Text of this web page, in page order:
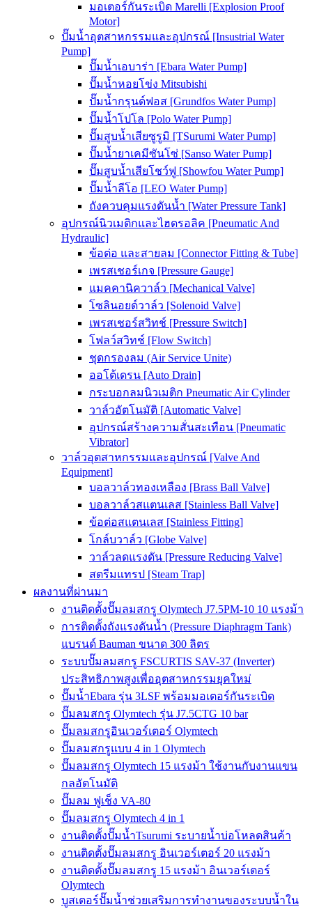
มอเตอร์กันระเบิด Marelli [Explosion Proof
Motor]
ปั๊มน้ำอุตสาหกรรมและอุปกรณ์ [Insustrial Water
Pump]
ปั๊มน้ำเอบาร่า [Ebara Water Pump]
ปั๊มน้ำหอยโข่ง Mitsubishi
ปั๊มน้ำกรุนด์ฟอส [Grundfos Water Pump]
ปั๊มน้ำโปโล [Polo Water Pump]
ปั๊มสูบน้ำเสียซูรูมิ [TSurumi Water Pump]
ปั๊มน้ำยาเคมีซันโซ่ [Sanso Water Pump]
ปั๊มสูบน้ำเสียโชว์ฟู [Showfou Water Pump]
ปั๊มน้ำลีโอ [LEO Water Pump]
ถังควบคุมแรงดันน้ำ [Water Pressure Tank]
อุปกรณ์นิวเมติกและไฮดรอลิค [Pneumatic And
Hydraulic]
ข้อต่อ และสายลม [Connector Fitting & Tube]
เพรสเชอร์เกจ [Pressure Gauge]
แมคคานิควาล์ว [Mechanical Valve]
โซลินอยด์วาล์ว [Solenoid Valve]
เพรสเชอร์สวิทช์ [Pressure Switch]
โฟลว์สวิทช์ [Flow Switch]
ชุดกรองลม (Air Service Unite)
ออโต้เดรน [Auto Drain]
กระบอกลมนิวเมติก Pneumatic Air Cylinder
วาล์วอัตโนมัติ [Automatic Valve]
อุปกรณ์สร้างความสั่นสะเทือน [Pneumatic
Vibrator]
วาล์วอุตสาหกรรมและอุปกรณ์ [Valve And
Equipment]
บอลวาล์วทองเหลือง [Brass Ball Valve]
บอลวาล์วสแตนเลส [Stainless Ball Valve]
ข้อต่อสแตนเลส [Stainless Fitting]
โกล์บวาล์ว [Globe Valve]
วาล์วลดแรงดัน [Pressure Reducing Valve]
สตรีมแทรป [Steam Trap]
ผลงานที่ผ่านมา
งานติดตั้งปั๊มลมสกรู Olymtech J7.5PM-10 10 แรงม้า
การติดตั้งถังแรงดันน้ำ (Pressure Diaphragm Tank)
แบรนด์ Bauman ขนาด 300 ลิตร
ระบบปั๊มลมสกรู FSCURTIS SAV-37 (Inverter)
ประสิทธิภาพสูงเพื่ออุตสาหกรรมยุคใหม่
ปั๊มน้ำEbara รุ่น 3LSF พร้อมมอเตอร์กันระเบิด
ปั๊มลมสกรู Olymtech รุ่น J7.5CTG 10 bar
ปั๊มลมสกรูอินเวอร์เตอร์ Olymtech
ปั๊มลมสกรูแบบ 4 in 1 Olymtech
ปั๊มลมสกรู Olymtech 15 แรงม้า ใช้งานกับงานแขน
กลอัตโนมัติ
ปั๊มลม ฟูเช็ง VA-80
ปั๊มลมสกรู Olymtech 4 in 1
งานติดตั้งปั๊มน้ำTsurumi ระบายน้ำบ่อโหลดสินค้า
งานติดตั้งปั๊มลมสกรู อินเวอร์เตอร์ 20 แรงม้า
งานติดตั้งปั๊มลมสกรู 15 แรงม้า อินเวอร์เตอร์
Olymtech
บูสเตอร์ปั๊มน้ำช่วยเสริมการทำงานของระบบน้ำใน